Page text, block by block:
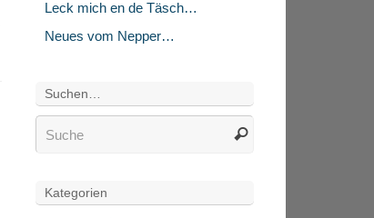
Leck mich en de Täsch…
Neues vom Nepper…
Suchen…
Kategorien